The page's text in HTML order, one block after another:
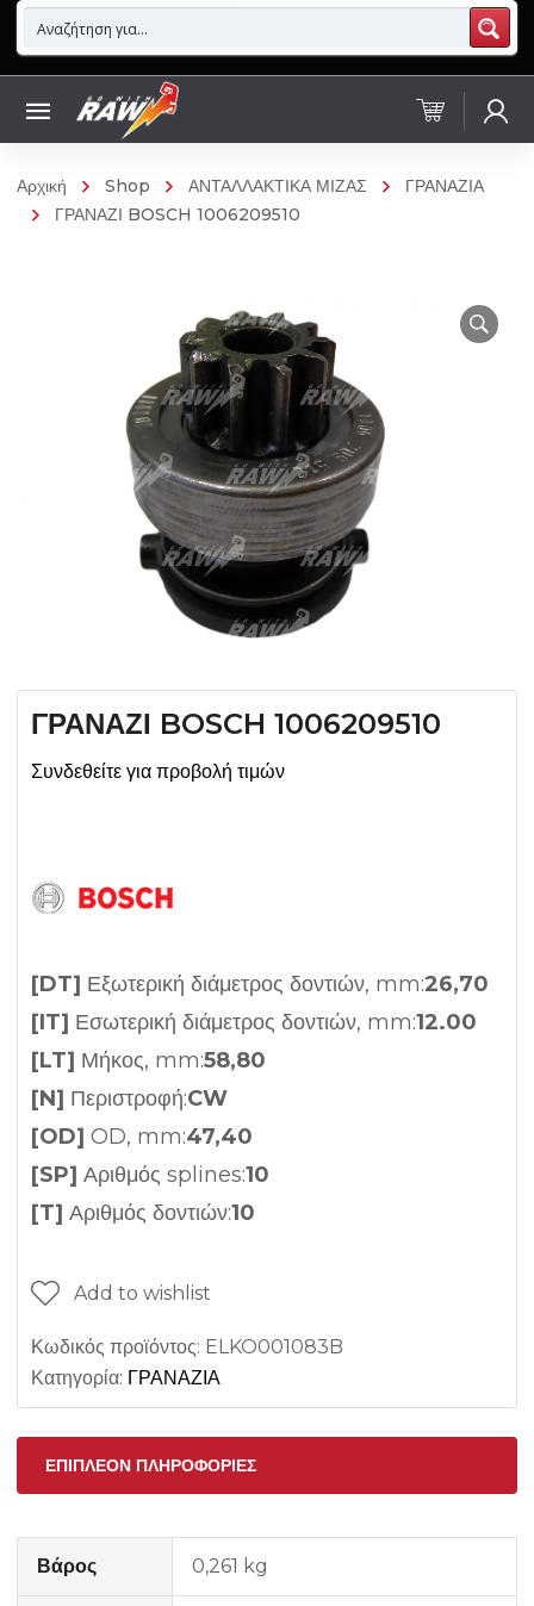
Αρχική Shop ΑΝΤΑΛΛΑΚΤΙΚΑ ΜΙΖΑΣ
ΓΡΑΝΑΖΙΑ
ΓΡΑΝΑΖΙ BOSCH 1006209510
ΓΡΑΝΑΖΙ BOSCH 1006209510
Συνδεθείτε για προβολή τιμών
[DT] Εξωτερική διάμετρος δοντιών, mm:26,70
[IT] Εσωτερική διάμετρος δοντιών, mm:12.00
[LT] Μήκος, mm:58,80
[N] Περιστροφή:CW
[OD] OD, mm:47,40
[SP] Αριθμός splines:10
[T] Αριθμός δοντιών:10
Add to wishlist
Κωδικός προϊόντος: ELKO001083B
Κατηγορία: ΓΡΑΝΑΖΙΑ
ΕΠΙΠΛΈΟΝ ΠΛΗΡΟΦΟΡΊΕΣ
Βάρος 0,261 kg